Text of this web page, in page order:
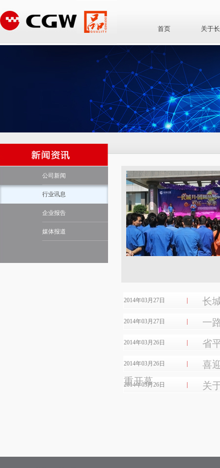
关于
首页
公司新闻
行业讯息
企业报告
媒体报道
2014年03月27日 长
2014年03月27日 一
2014年03月26日 省
2014年03月26日
喜
重开幕
2014年03月26日 关